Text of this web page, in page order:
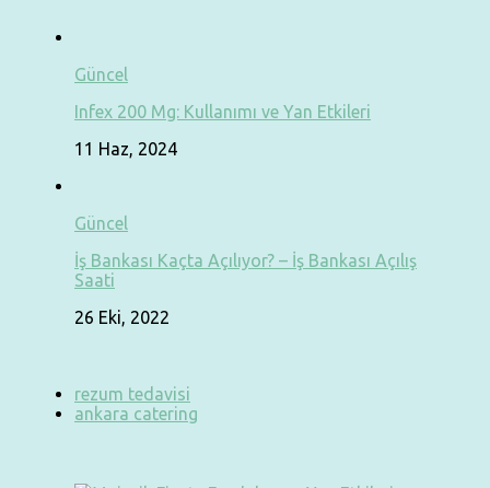
Güncel
Infex 200 Mg: Kullanımı ve Yan Etkileri
11 Haz, 2024
Güncel
İş Bankası Kaçta Açılıyor? – İş Bankası Açılış
Saati
26 Eki, 2022
rezum tedavisi
ankara catering